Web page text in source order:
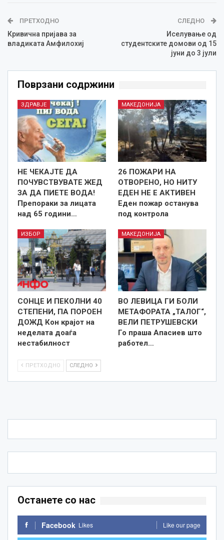
ПРЕТХОДНО
Кривична пријава за
владиката Амфилохиј
СЛЕДНО
Иселување од
студентските домови од 15
јуни до 3 јули
Поврзани содржини
ЗДРАВЈЕ
НЕ ЧЕКАЈТЕ ДА
ПОЧУВСТВУВАТЕ ЖЕД
ЗА ДА ПИЕТЕ ВОДА!
Препораки за лицата
над 65 години…
МАКЕДОНИЈА
26 ПОЖАРИ НА
ОТВОРЕНО, НО НИТУ
ЕДЕН НЕ Е АКТИВЕН
Еден пожар останува
под контрола
ИЗБОР
СОНЦЕ И ПЕКОЛНИ 40
СТЕПЕНИ, ПА ПОРОЕН
ДОЖД Кон крајот на
неделата доаѓа
нестабилност
МАКЕДОНИЈА
ВО ЛЕВИЦА ГИ БОЛИ
МЕТАФОРАТА „ТАЛОГ“,
ВЕЛИ ПЕТРУШЕВСКИ
Го праша Апасиев што
работел…
ПРЕТХОДНО СЛЕДНО
Останете со нас
Facebook Likes Like our page